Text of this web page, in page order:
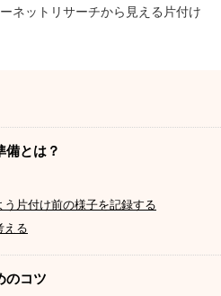
ネットリサーチから見える片付け
備とは？
片付け前の様子を記録する
える
のコツ